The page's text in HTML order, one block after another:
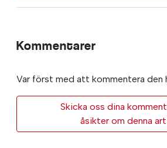
Kommentarer
Var först med att kommentera den
Skicka oss dina
åsikter om denna